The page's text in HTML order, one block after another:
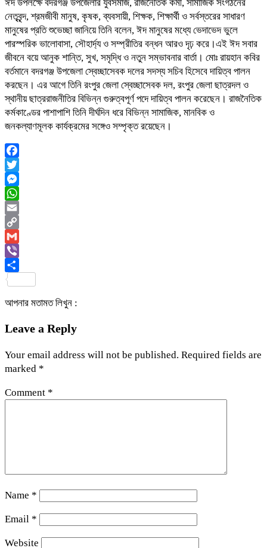
ঈদ উপলক্ষে বদরগঞ্জ উপজেলার যুবসমাজ, রাজনৈতিক কর্মী, সামাজিক সংগঠনের
নেতৃবৃন্দ, শ্রমজীবী মানুষ, কৃষক, ব্যবসায়ী, শিক্ষক, শিক্ষার্থী ও সর্বস্তরের সাধারণ
মানুষের প্রতি শুভেচ্ছা জানিয়ে তিনি বলেন, ঈদ মানুষের মধ্যে ভেদাভেদ ভুলে
পারস্পরিক ভালোবাসা, সৌহার্দ্য ও সম্প্রীতির বন্ধন আরও দৃঢ় করে।এই ঈদ সবার
জীবনে বয়ে আনুক শান্তি, সুখ, সমৃদ্ধি ও নতুন সম্ভাবনার বার্তা। মোঃ রায়হান কবির
বর্তমানে বদরগঞ্জ উপজেলা স্বেচ্ছাসেবক দলের সদস্য সচিব হিসেবে দায়িত্ব পালন
করছেন। এর আগে তিনি রংপুর জেলা স্বেচ্ছাসেবক দল, রংপুর জেলা ছাত্রদল ও
স্থানীয় ছাত্ররাজনীতির বিভিন্ন গুরুত্বপূর্ণ পদে দায়িত্ব পালন করেছেন। রাজনৈতিক
কর্মকাণ্ডের পাশাপাশি তিনি দীর্ঘদিন ধরে বিভিন্ন সামাজিক, মানবিক ও
জনকল্যাণমূলক কার্যক্রমের সঙ্গেও সম্পৃক্ত রয়েছেন।
Facebook
Twitter
Messenger
WhatsApp
Email
Copy
Link
Gmail
Viber
আপনার মতামত লিখুন :
Leave a Reply
Your email address will not be published. Required fields are
marked *
Comment *
Name *
Email *
Website